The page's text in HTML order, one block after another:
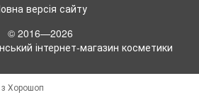
версія сайту
© 2016—2026
інтернет-магазин косметики
з Хорошоп